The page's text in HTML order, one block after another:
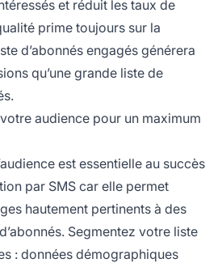
et réduit les taux de
prime toujours sur la
d’abonnés engagés générera
qu’une grande liste de
audience pour un maximum
est essentielle au succès
par SMS car elle permet
hautement pertinents à des
Segmentez votre liste
: données démographiques